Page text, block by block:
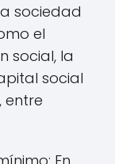
sociedad
el
social, la
social
entre